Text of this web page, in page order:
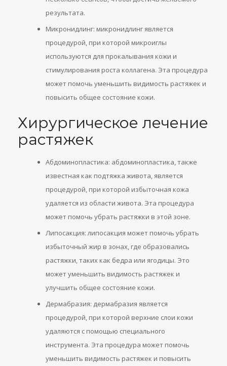
результата.
Микронидлинг: микронидлинг является
процедурой, при которой микроиглы
используются для прокалывания кожи и
стимулирования роста коллагена. Эта процедура
может помочь уменьшить видимость растяжек и
повысить общее состояние кожи.
Хирургическое лечение
растяжек
Абдоминопластика: абдоминопластика, также
известная как подтяжка живота, является
процедурой, при которой избыточная кожа
удаляется из области живота. Эта процедура
может помочь убрать растяжки в этой зоне.
Липосакция: липосакция может помочь убрать
избыточный жир в зонах, где образовались
растяжки, таких как бедра или ягодицы. Это
может уменьшить видимость растяжек и
улучшить общее состояние кожи.
Дермабразия: дермабразия является
процедурой, при которой верхние слои кожи
удаляются с помощью специального
инструмента. Эта процедура может помочь
уменьшить видимость растяжек и повысить